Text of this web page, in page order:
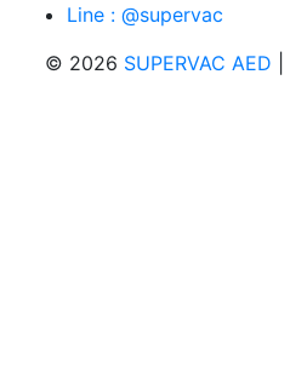
Line : @supervac
© 2026 SUPERVAC AED